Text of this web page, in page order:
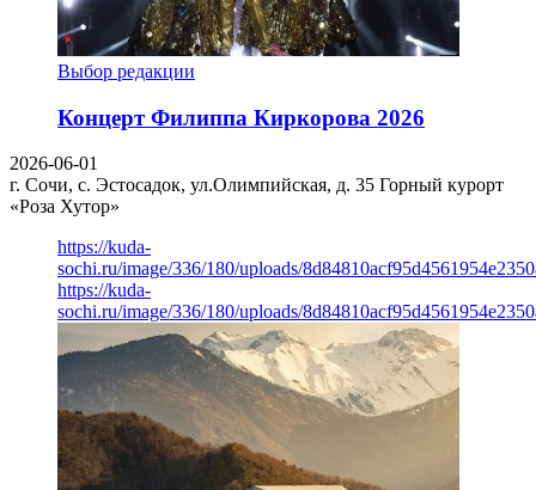
Выбор редакции
Концерт Филиппа Киркорова 2026
2026-06-01
г. Сочи, с. Эстосадок, ул.Олимпийская, д. 35 Горный курорт
«Роза Хутор»
https://kuda-
sochi.ru/image/336/180/uploads/
https://kuda-
sochi.ru/image/336/180/uploads/